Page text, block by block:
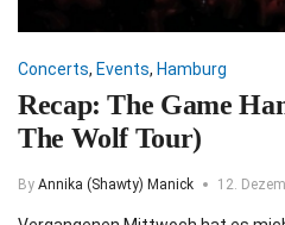
Concerts, Events, Hamburg
Recap: The Game
The Wolf Tour)
By Annika (Shawty) Manick 12.